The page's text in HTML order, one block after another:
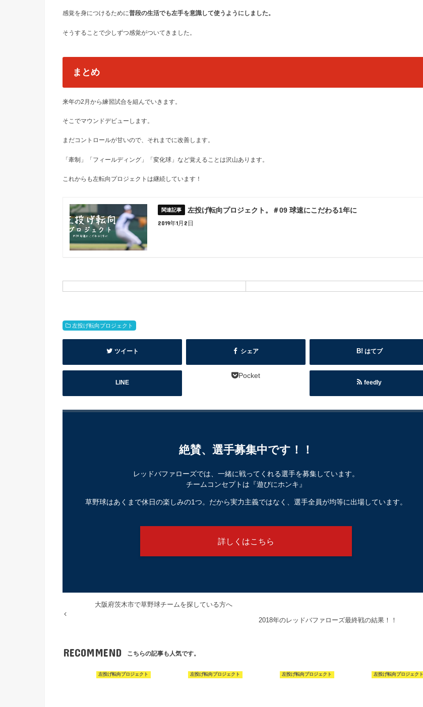
感覚を身につけるために普段の生活でも左手を意識して使うようにしました。
そうすることで少しずつ感覚がついてきました。
まとめ
来年の2月から練習試合を組んでいきます。
そこでマウンドデビューします。
まだコントロールが甘いので、それまでに改善します。
「牽制」「フィールディング」「変化球」など覚えることは沢山あります。
これからも左転向プロジェクトは継続しています！
左投げ転向プロジェクト。＃09 球速にこだわる1年に
2019年1月2日
左投げ転向プロジェクト
ツイート シェア はてブ
LINE
Pocket
feedly
絶賛、選手募集中です！！
レッドバファローズでは、一緒に戦ってくれる選手を募集しています。
チームコンセプトは『遊びにホンキ』
草野球はあくまで休日の楽しみの1つ。だから実力主義ではなく、選手全員が均等に出場しています。
詳しくはこちら
大阪府茨木市で草野球チームを探している方へ
2018年のレッドバファローズ最終戦の結果！！
RECOMMEND こちらの記事も人気です。
左投げ転向プロジェクト 左投げ転向プロジェクト 左投げ転向プロジェクト 左投げ転向プロジェクト